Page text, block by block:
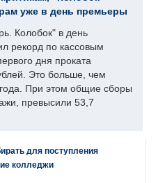
уже в день премьеры
Колобок" в день
рекорд по кассовым
дня проката
Это больше, чем
При этом общие сборы
превысили 53,7
для поступления
колледжи